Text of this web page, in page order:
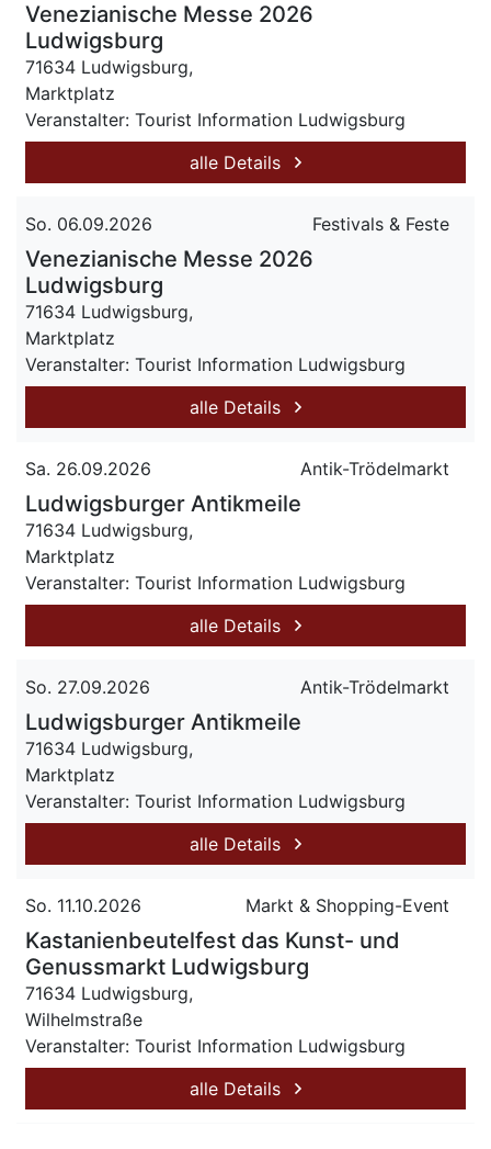
Venezianische Messe 2026
Ludwigsburg
71634 Ludwigsburg,
Marktplatz
Veranstalter: Tourist Information Ludwigsburg
alle Details
So. 06.09.2026 Festivals & Feste
Venezianische Messe 2026
Ludwigsburg
71634 Ludwigsburg,
Marktplatz
Veranstalter: Tourist Information Ludwigsburg
alle Details
Sa. 26.09.2026 Antik-Trödelmarkt
Ludwigsburger Antikmeile
71634 Ludwigsburg,
Marktplatz
Veranstalter: Tourist Information Ludwigsburg
alle Details
So. 27.09.2026 Antik-Trödelmarkt
Ludwigsburger Antikmeile
71634 Ludwigsburg,
Marktplatz
Veranstalter: Tourist Information Ludwigsburg
alle Details
So. 11.10.2026 Markt & Shopping-Event
Kastanienbeutelfest das Kunst- und
Genussmarkt Ludwigsburg
71634 Ludwigsburg,
Wilhelmstraße
Veranstalter: Tourist Information Ludwigsburg
alle Details